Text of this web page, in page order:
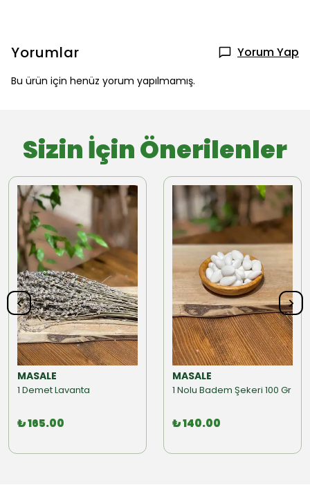
Yorumlar Yorum Yap
Bu ürün için henüz yorum yapılmamış.
Sizin İçin Önerilenler
MASALE
1 Demet Lavanta
₺ 165.00
MASALE
1 Nolu Badem Şekeri 100 Gr
₺ 140.00